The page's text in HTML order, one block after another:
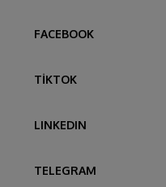
FACEBOOK
TİKTOK
LINKEDIN
TELEGRAM